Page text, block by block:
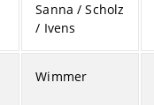
Sanna / Scholz
/ Ivens
Wimmer